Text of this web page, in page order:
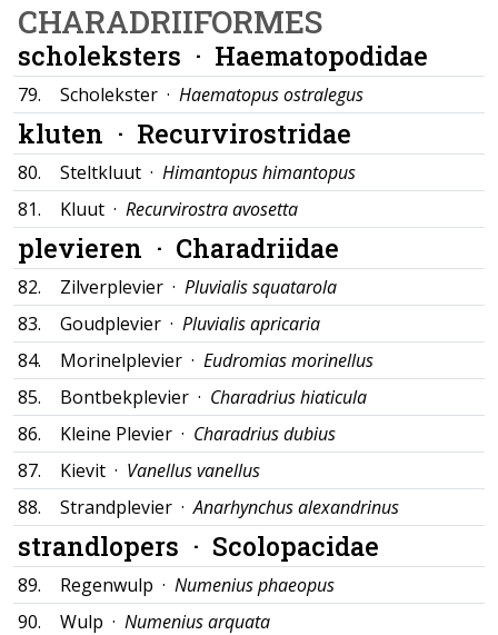
CHARADRIIFORMES
scholeksters · Haematopodidae
79. Scholekster · Haematopus ostralegus
kluten · Recurvirostridae
80. Steltkluut · Himantopus himantopus
81.
Kluut · Recurvirostra avosetta
plevieren · Charadriidae
82. Zilverplevier · Pluvialis squatarola
83.
Goudplevier · Pluvialis apricaria
84.
Morinelplevier · Eudromias morinellus
85.
Bontbekplevier · Charadrius hiaticula
86.
Kleine Plevier · Charadrius dubius
87.
Kievit · Vanellus vanellus
88.
Strandplevier ·Anarhynchus alexandrinus
strandlopers · Scolopacidae
89. Regenwulp · Numenius phaeopus
90.
Wulp · Numenius arquata